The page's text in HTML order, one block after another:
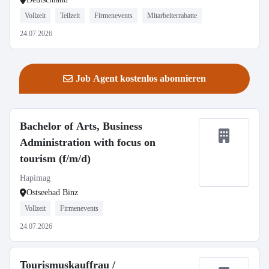
Vollzeit Teilzeit Firmenevents Mitarbeiterrabatte
24.07.2026
Job Agent kostenlos abonnieren
Bachelor of Arts, Business
Administration with focus on
tourism (f/m/d)
Hapimag
Ostseebad Binz
Vollzeit Firmenevents
24.07.2026
Tourismuskauffrau /